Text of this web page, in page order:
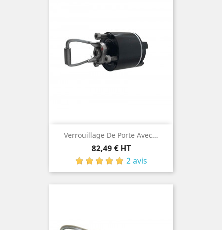
Verrouillage De Porte Avec...
Prix
82,49 € HT
2 avis